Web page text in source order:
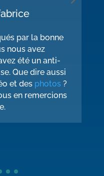
par la bonne
nous avez
été un anti-
Que dire aussi
et des photos ?
en remercions